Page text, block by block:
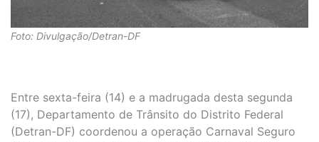
Foto: Divulgação/Detran-DF
Entre sexta-feira (14) e a madrugada desta segunda
(17), Departamento de Trânsito do Distrito Federal
(Detran-DF) coordenou a operação Carnaval Seguro